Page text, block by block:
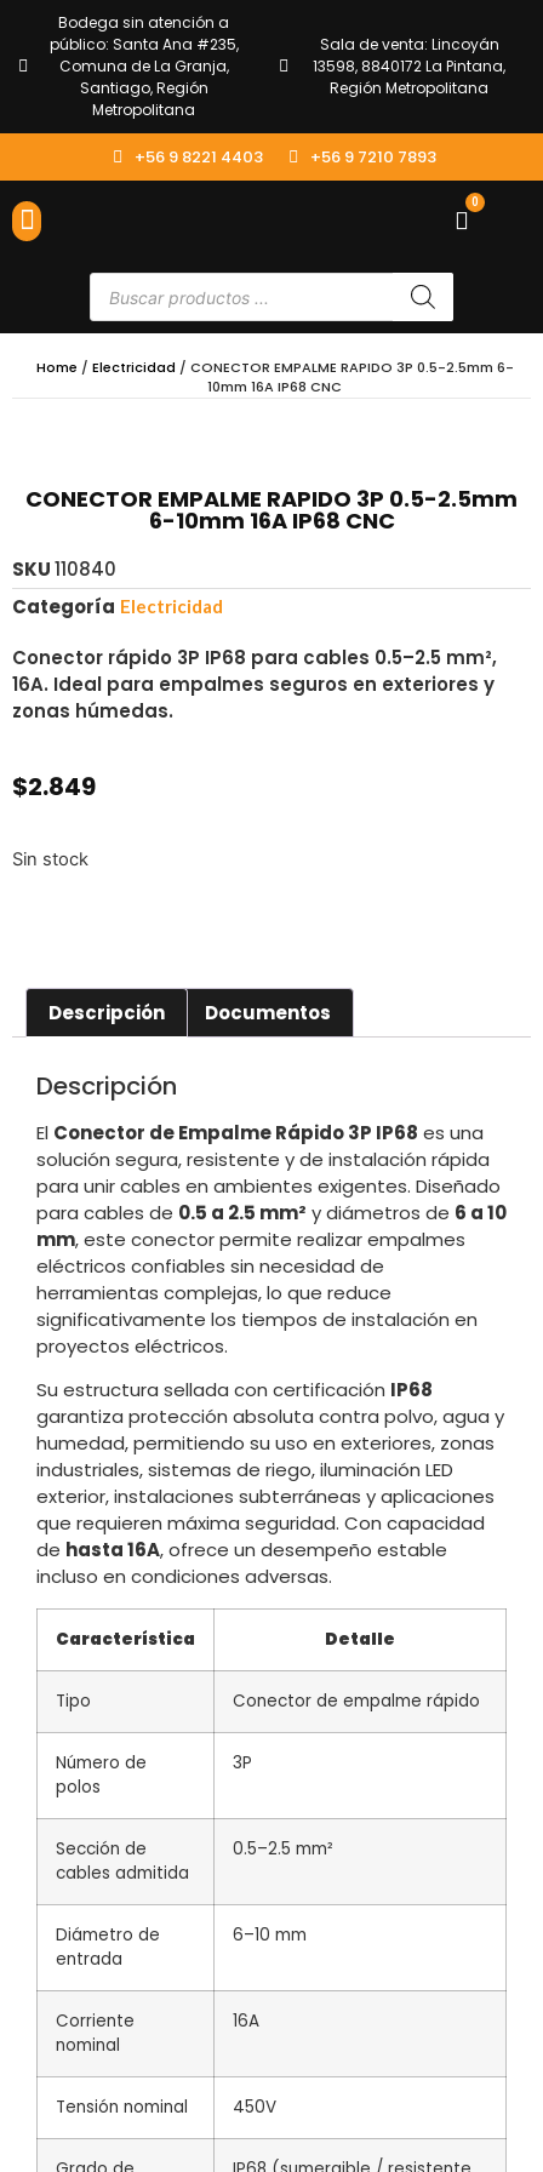
Bodega sin atención a
público: Santa Ana #235,
Comuna de La Granja,
Santiago, Región
Metropolitana
Sala de venta: Lincoyán
13598, 8840172 La Pintana,
Región Metropolitana
+56 9 8221 4403 +56 9 7210 7893
0
Home / Electricidad / CONECTOR EMPALME RAPIDO 3P 0.5-2.5mm 6-
10mm 16A IP68 CNC
CONECTOR EMPALME RAPIDO 3P 0.5-2.5mm
6-10mm 16A IP68 CNC
SKU110840
Categoría Electricidad
Conector rápido 3P IP68 para cables 0.5–2.5 mm²,
16A. Ideal para empalmes seguros en exteriores y
zonas húmedas.
$2.849
Sin stock
Descripción Documentos
Descripción
El Conector de Empalme Rápido 3P IP68 es una
solución segura, resistente y de instalación rápida
para unir cables en ambientes exigentes. Diseñado
para cables de 0.5 a 2.5 mm² y diámetros de 6 a 10
mm, este conector permite realizar empalmes
eléctricos confiables sin necesidad de
herramientas complejas, lo que reduce
significativamente los tiempos de instalación en
proyectos eléctricos.
Su estructura sellada con certificación IP68
garantiza protección absoluta contra polvo, agua y
humedad, permitiendo su uso en exteriores, zonas
industriales, sistemas de riego, iluminación LED
exterior, instalaciones subterráneas y aplicaciones
que requieren máxima seguridad. Con capacidad
de hasta 16A, ofrece un desempeño estable
incluso en condiciones adversas.
Característica Detalle
Tipo Conector de empalme rápido
Número de
polos
3P
Sección de
cables admitida
0.5–2.5 mm²
Diámetro de
entrada
6–10 mm
Corriente
nominal
16A
Tensión nominal 450V